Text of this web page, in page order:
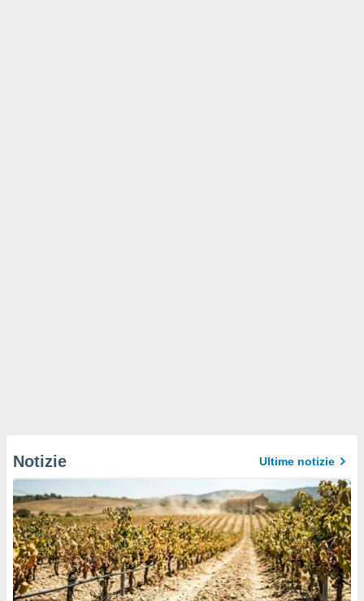
Notizie Ultime notizie